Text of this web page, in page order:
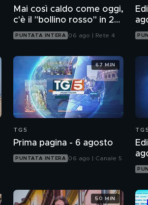
Mai così caldo come oggi,
c'è il "bollino rosso" in 27
città
PUNTATA INTERA 06 ago | Rete 4
TG5
Prima pagina - 6 agosto
PUNTATA INTERA 06 ago | Canale 5
67 MIN
TG5
50 MIN